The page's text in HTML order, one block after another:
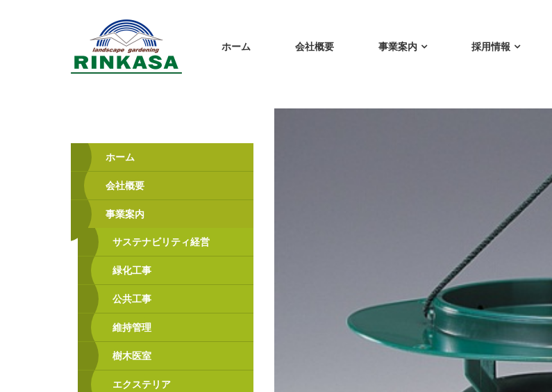
ホーム 会社概要 事業案内 採用情報
ホーム
会社概要
事業案内
サステナビリティ経営
緑化工事
公共工事
維持管理
樹木医室
エクステリア